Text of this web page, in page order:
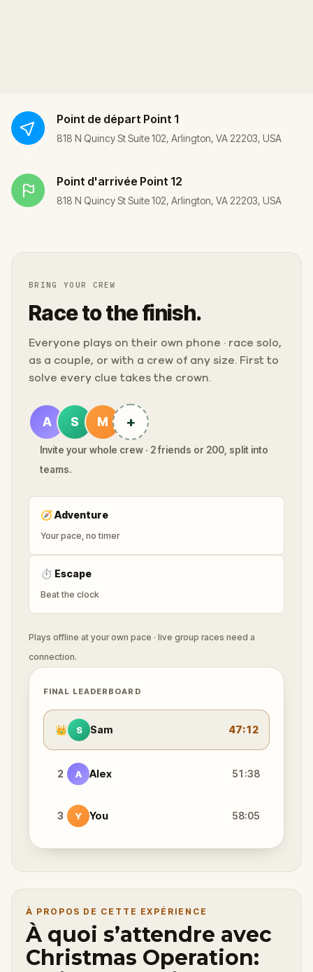
Point de départ Point 1
818 N Quincy St Suite 102, Arlington, VA 22203, USA
Point d'arrivée Point 12
818 N Quincy St Suite 102, Arlington, VA 22203, USA
BRING YOUR CREW
Race to the finish.
Everyone plays on their own phone · race solo,
as a couple, or with a crew of any size. First to
solve every clue takes the crown.
A S M +
Invite your whole crew · 2 friends or 200, split into
teams.
🧭Adventure
Your pace, no timer
⏱ Escape
Beat the clock
Plays offline at your own pace · live group races need a
connection.
FINAL LEADERBOARD
👑 S Sam 47:12
2 A Alex 51:38
3 Y You 58:05
À PROPOS DE CETTE EXPÉRIENCE
À quoi s’attendre avec
Christmas Operation: